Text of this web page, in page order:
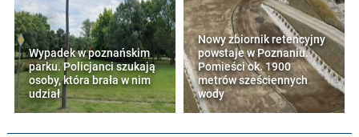
Wypadek w poznańskim
parku. Policjanci szukają
osoby, która brała w nim
udział
Nowy zbiornik retencyjny
powstaje w Poznaniu.
Pomieści ok. 1900
metrów sześciennych
wody